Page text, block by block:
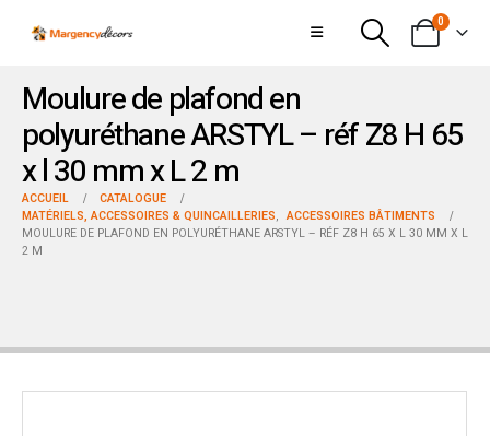
0
Moulure de plafond en
polyuréthane ARSTYL – réf Z8 H 65
x l 30 mm x L 2 m
ACCUEIL
CATALOGUE
MATÉRIELS, ACCESSOIRES & QUINCAILLERIES, ACCESSOIRES BÂTIMENTS
MOULURE DE PLAFOND EN POLYURÉTHANE ARSTYL – RÉF Z8 H 65 X L 30 MM X L
2 M